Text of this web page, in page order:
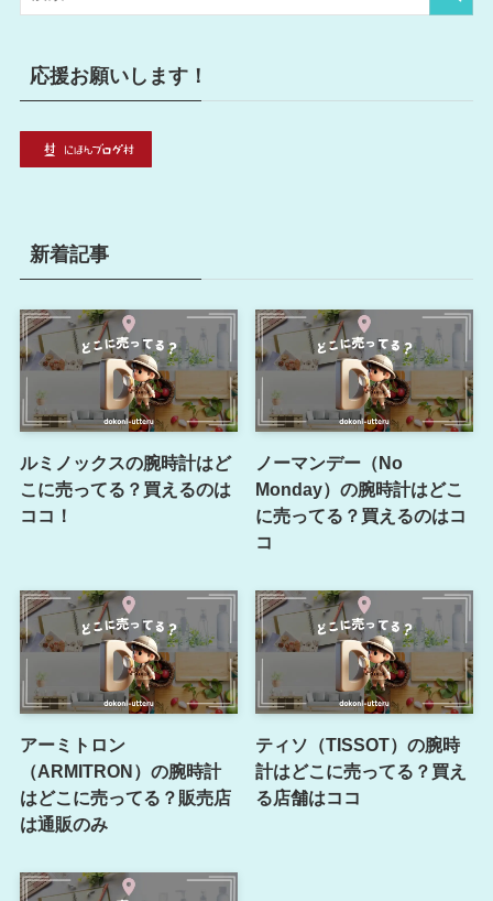
ー
応援お願いします！
新着記事
ルミノックスの腕時計はど
こに売ってる？買えるのは
ココ！
ノーマンデー（No
Monday）の腕時計はどこ
に売ってる？買えるのはコ
コ
アーミトロン
（ARMITRON）の腕時計
はどこに売ってる？販売店
は通販のみ
ティソ（TISSOT）の腕時
計はどこに売ってる？買え
る店舗はココ